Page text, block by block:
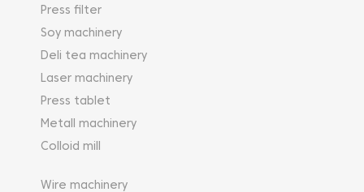
Press filter
Soy machinery
Deli tea machinery
Laser machinery
Press tablet
Metall machinery
Colloid mill
Wire machinery